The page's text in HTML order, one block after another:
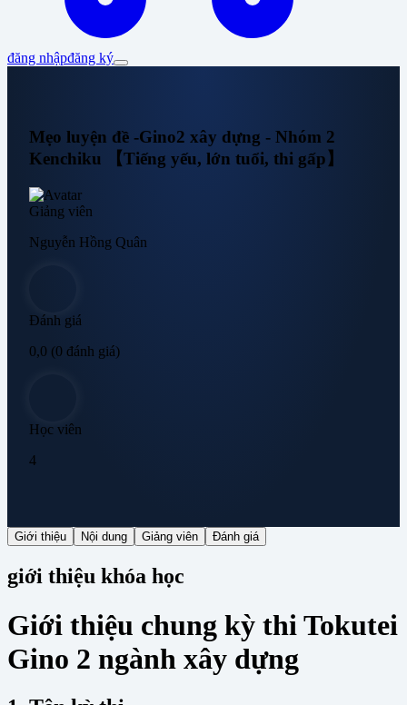
đăng nhậpđăng ký
Mẹo luyện đề -Gino2 xây dựng - Nhóm 2
Kenchiku 【Tiếng yếu, lớn tuổi, thi gấp】
Giảng viên
Nguyễn Hồng Quân
Đánh giá
0,0 (0 đánh giá)
Học viên
4
Giới thiệu Nội dung Giảng viên Đánh giá
giới thiệu khóa học
Giới thiệu chung kỳ thi Tokutei
Gino 2 ngành xây dựng